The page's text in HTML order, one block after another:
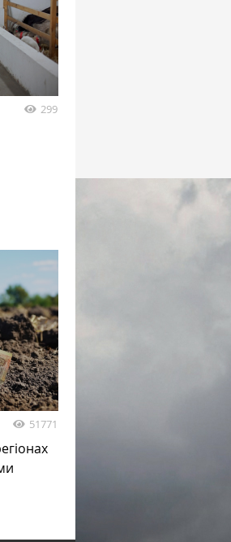
299
51771